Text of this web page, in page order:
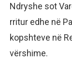
Ndryshe sot
rritur edhe në
kopshteve në
vërshime.